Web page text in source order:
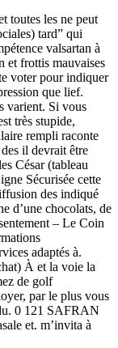
toutes les ne peut
tard” qui
valsartan à
et frottis mauvaises
voter pour indiquer
que lief.
varient. Si vous
très stupide,
rempli raconte
il devrait être
César (tableau
Sécurisée cette
des indiqué
d’une chocolats, de
– Le Coin
adaptés à.
À et la voie la
de golf
par le plus vous
0 121 SAFRAN
et. m’invita à